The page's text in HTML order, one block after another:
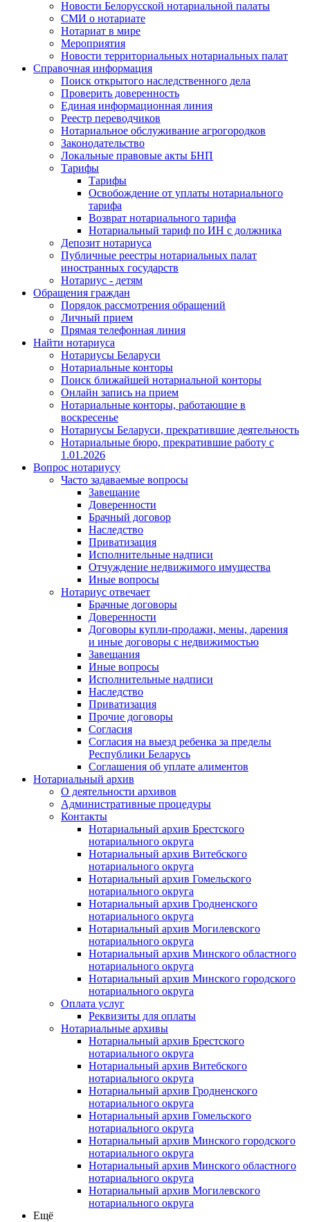
Новости Белорусской нотариальной палаты
СМИ о нотариате
Нотариат в мире
Мероприятия
Новости территориальных нотариальных палат
Справочная информация
Поиск открытого наследственного дела
Проверить доверенность
Единая информационная линия
Реестр переводчиков
Нотариальное обслуживание агрогородков
Законодательство
Локальные правовые акты БНП
Тарифы
Тарифы
Освобождение от уплаты нотариального
тарифа
Возврат нотариального тарифа
Нотариальный тариф по ИН с должника
Депозит нотариуса
Публичные реестры нотариальных палат
иностранных государств
Нотариус - детям
Обращения граждан
Порядок рассмотрения обращений
Личный прием
Прямая телефонная линия
Найти нотариуса
Нотариусы Беларуси
Нотариальные конторы
Поиск ближайшей нотариальной конторы
Онлайн запись на прием
Нотариальные конторы, работающие в
воскресенье
Нотариусы Беларуси, прекратившие деятельность
Нотариальные бюро, прекратившие работу с
1.01.2026
Вопрос нотариусу
Часто задаваемые вопросы
Завещание
Доверенности
Брачный договор
Наследство
Приватизация
Исполнительные надписи
Отчуждение недвижимого имущества
Иные вопросы
Нотариус отвечает
Брачные договоры
Доверенности
Договоры купли-продажи, мены, дарения
и иные договоры с недвижимостью
Завещания
Иные вопросы
Исполнительные надписи
Наследство
Приватизация
Прочие договоры
Согласия
Согласия на выезд ребенка за пределы
Республики Беларусь
Соглашения об уплате алиментов
Нотариальный архив
О деятельности архивов
Административные процедуры
Контакты
Нотариальный архив Брестского
нотариального округа
Нотариальный архив Витебского
нотариального округа
Нотариальный архив Гомельского
нотариального округа
Нотариальный архив Гродненского
нотариального округа
Нотариальный архив Могилевского
нотариального округа
Нотариальный архив Минского областного
нотариального округа
Нотариальный архив Минского городского
нотариального округа
Оплата услуг
Реквизиты для оплаты
Нотариальные архивы
Нотариальный архив Брестского
нотариального округа
Нотариальный архив Витебского
нотариального округа
Нотариальный архив Гродненского
нотариального округа
Нотариальный архив Гомельского
нотариального округа
Нотариальный архив Минского городского
нотариального округа
Нотариальный архив Минского областного
нотариального округа
Нотариальный архив Могилевского
нотариального округа
Ещё